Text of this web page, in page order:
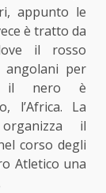
appunto le
è tratto da
il rosso
angolani per
il nero è
l’Africa. La
il
corso degli
Atletico una